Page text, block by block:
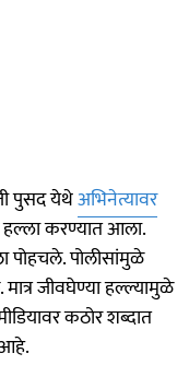
पुसद येथेअभिनेत्यावर
हल्ला करण्यात आला.
पोहचले. पोलीसांमुळे
जीवघेण्या हल्ल्यामुळे
कठोर शब्दात